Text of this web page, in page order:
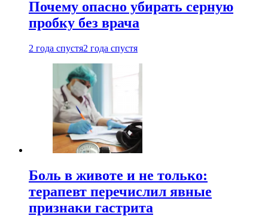
Почему опасно убирать серную
пробку без врача
2 года спустя2 года спустя
Боль в животе и не только:
терапевт перечислил явные
признаки гастрита